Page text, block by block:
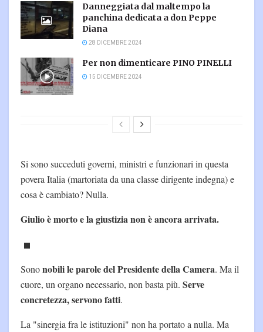
Danneggiata dal maltempo la
panchina dedicata a don Peppe
Diana
28 DICEMBRE 2024
Per non dimenticare PINO PINELLI
15 DICEMBRE 2024
Si sono succeduti governi, ministri e funzionari in questa
povera Italia (martoriata da una classe dirigente indegna) e
cosa è cambiato? Nulla.
Giulio è morto e la giustizia non è ancora arrivata.
Sononobili le parole del Presidente della Camera. Ma il
cuore, un organo necessario, non basta più. Serve
concretezza, servono fatti.
La "sinergia fra le istituzioni" non ha portato a nulla. Ma